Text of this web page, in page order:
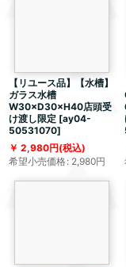
【リユース品】【水槽】
ガラス水槽
W30×D30×H40店頭受
け渡し限定 [ay04-
50531070]
2,980円(税込)
希望小売価格: 2,980円